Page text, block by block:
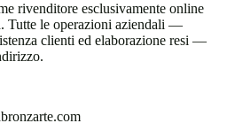
rivenditore esclusivamente online
Tutte le operazioni aziendali —
clienti ed elaborazione resi —